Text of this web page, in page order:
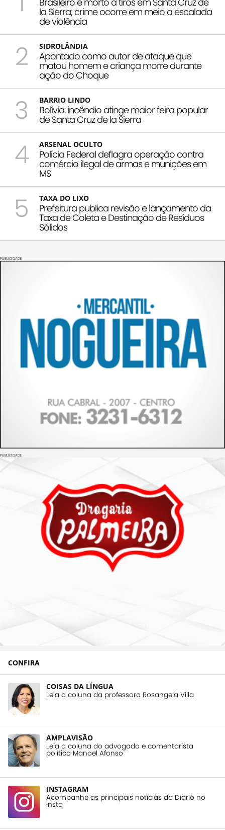
la Sierra; crime ocorre em meio a escalada
de violência
2 SIDROLÂNDIA
Apontado como autor de ataque que
matou homem e criança morre durante
ação do Choque
3 BARRIO LINDO
Bolívia: incêndio atinge maior feira popular
de Santa Cruz de la Sierra
4 ARSENAL OCULTO
Polícia Federal deflagra operação contra
comércio ilegal de armas e munições em
MS
5 TAXA DO LIXO
Prefeitura publica revisão e lançamento da
Taxa de Coleta e Destinação de Resíduos
Sólidos
PUBLICIDADE
PUBLICIDADE
CONFIRA
COISAS DA LÍNGUA
Leia a coluna da professora Rosangela Villa
AMPLAVISÃO
Leia a coluna do advogado e comentarista
político Manoel Afonso
INSTAGRAM
Acompanhe as principais notícias do Diário no
insta